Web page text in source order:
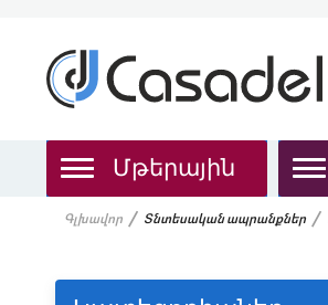
Մթերային
Գլխավոր Տնտեսական ապրանքներ